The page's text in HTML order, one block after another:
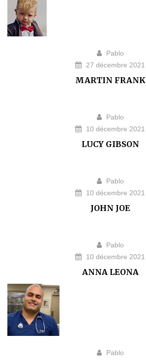
Pablo
27 décembre 2021
MARTIN FRANK
Pablo
10 décembre 2021
LUCY GIBSON
Pablo
10 décembre 2021
JOHN JOE
Pablo
10 décembre 2021
ANNA LEONA
Pablo